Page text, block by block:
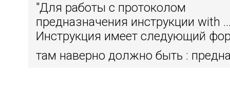
"Для работы с протоколом
предназначения инструкции with
Инструкция имеет следующий
там наверно должно быть :